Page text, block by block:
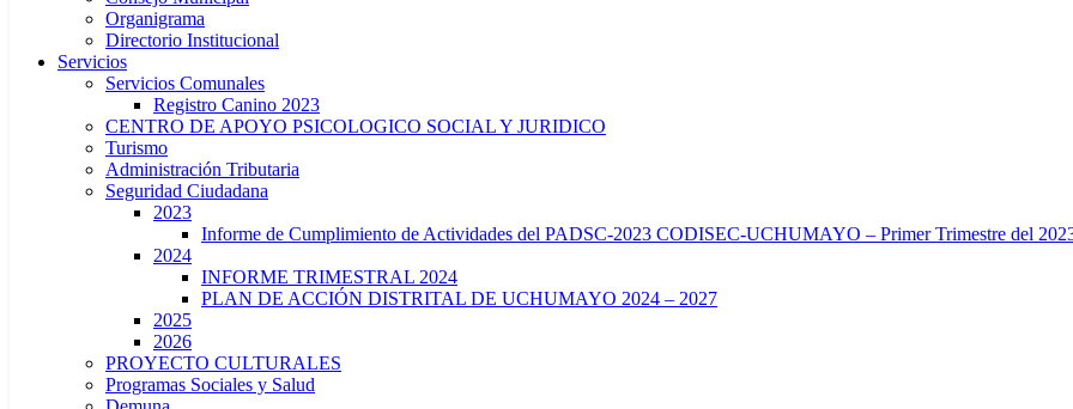
Organigrama
Directorio Institucional
Servicios
Servicios Comunales
Registro Canino 2023
CENTRO DE APOYO PSICOLOGICO SOCIAL Y JURIDICO
Turismo
Administración Tributaria
Seguridad Ciudadana
2023
Informe de Cumplimiento de Actividades del PADSC-2023 CODISEC-UCHUMAYO – Primer Trimestre del
2024
INFORME TRIMESTRAL 2024
PLAN DE ACCIÓN DISTRITAL DE UCHUMAYO 2024 – 2027
2025
2026
PROYECTO CULTURALES
Programas Sociales y Salud